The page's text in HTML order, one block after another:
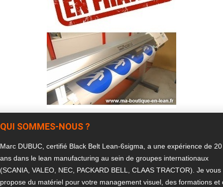
QUI SOMMES-NOUS ?
Marc DUBUC, certifié Black Belt Lean-6sigma, a une expérience de 20
ans dans le lean manufacturing au sein de groupes internationaux
(SCANIA, VALEO, NEC, PACKARD BELL, CLAAS TRACTOR). Je vous
propose du matériel pour votre management visuel, des formations et